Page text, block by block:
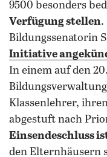
9500 besonders
Verfügung stellen.
Bildungssenatorin
Initiative
In einem auf den
Klassenlehrer,
abgestuft nach
Einsendeschluss
den Elternhäusern